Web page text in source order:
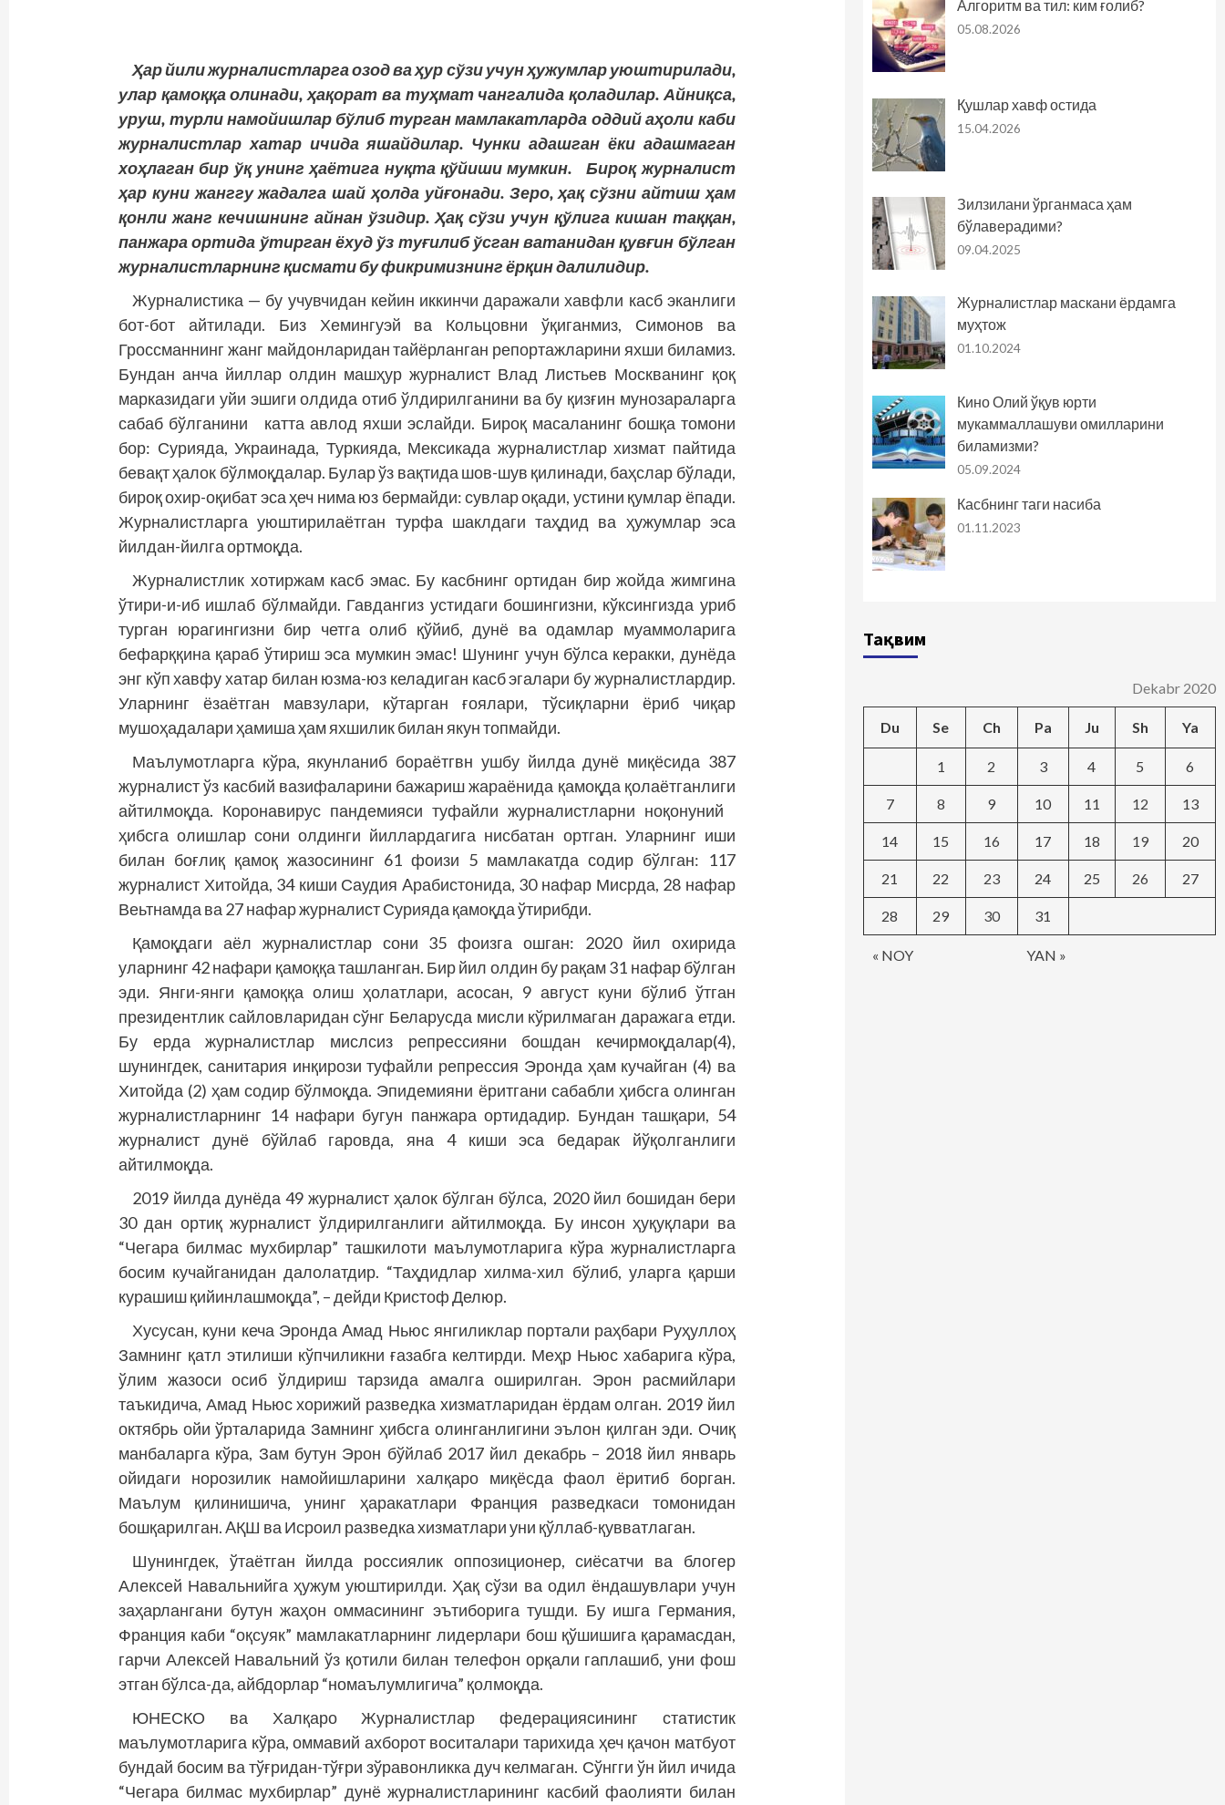
Ҳар йили журналистларга озод ва ҳур сўзи учун ҳужумлар уюштирилади,
улар қамоққа олинади, ҳақорат ва туҳмат чангалида қоладилар. Айниқса,
уруш, турли намойишлар бўлиб турган мамлакатларда оддий аҳоли каби
журналистлар хатар ичида яшайдилар. Чунки адашган ёки адашмаган
хоҳлаган бир ўқ унинг ҳаётига нуқта қўйиши мумкин. Бироқ журналист
ҳар куни жанггу жадалга шай ҳолда уйғонади. Зеро, ҳақ сўзни айтиш ҳам
қонли жанг кечишнинг айнан ўзидир. Ҳақ сўзи учун қўлига кишан таққан,
панжара ортида ўтирган ёхуд ўз туғилиб ўсган ватанидан қувғин бўлган
журналистларнинг қисмати бу фикримизнинг ёрқин далилидир.
Журналистика — бу учувчидан кейин иккинчи даражали хавфли касб эканлиги
бот-бот айтилади. Биз Хемингуэй ва Кольцовни ўқиганмиз, Симонов ва
Гроссманнинг жанг майдонларидан тайёрланган репортажларини яхши биламиз.
Бундан анча йиллар олдин машҳур журналист Влад Листьев Москванинг қоқ
марказидаги уйи эшиги олдида отиб ўлдирилганини ва бу қизғин мунозараларга
сабаб бўлганини катта авлод яхши эслайди. Бироқ масаланинг бошқа томони
бор: Сурияда, Украинада, Туркияда, Мексикада журналистлар хизмат пайтида
бевақт ҳалок бўлмоқдалар. Булар ўз вақтида шов-шув қилинади, баҳслар бўлади,
бироқ охир-оқибат эса ҳеч нима юз бермайди: сувлар оқади, устини қумлар ёпади.
Журналистларга уюштирилаётган турфа шаклдаги таҳдид ва ҳужумлар эса
йилдан-йилга ортмоқда.
Журналистлик хотиржам касб эмас. Бу касбнинг ортидан бир жойда жимгина
ўтири-и-иб ишлаб бўлмайди. Гавдангиз устидаги бошингизни, кўксингизда уриб
турган юрагингизни бир четга олиб қўйиб, дунё ва одамлар муаммоларига
бефарққина қараб ўтириш эса мумкин эмас! Шунинг учун бўлса керакки, дунёда
энг кўп хавфу хатар билан юзма-юз келадиган касб эгалари бу журналистлардир.
Уларнинг ёзаётган мавзулари, кўтарган ғоялари, тўсиқларни ёриб чиқар
мушоҳадалари ҳамиша ҳам яхшилик билан якун топмайди.
Маълумотларга кўра, якунланиб бораётгвн ушбу йилда дунё миқёсида 387
журналист ўз касбий вазифаларини бажариш жараёнида қамоқда қолаётганлиги
айтилмоқда. Коронавирус пандемияси туфайли журналистларни ноқонуний
ҳибсга олишлар сони олдинги йиллардагига нисбатан ортган. Уларнинг иши
билан боғлиқ қамоқ жазосининг 61 фоизи 5 мамлакатда содир бўлган: 117
журналист Хитойда, 34 киши Саудия Aрабистонида, 30 нафар Мисрда, 28 нафар
Веьтнамда ва 27 нафар журналист Сурияда қамоқда ўтирибди.
Қамоқдаги аёл журналистлар сони 35 фоизга ошган: 2020 йил охирида
уларнинг 42 нафари қамоққа ташланган. Бир йил олдин бу рақам 31 нафар бўлган
эди. Янги-янги қамоққа олиш ҳолатлари, асосан, 9 август куни бўлиб ўтган
президентлик сайловларидан сўнг Беларусда мисли кўрилмаган даражага етди.
Бу ерда журналистлар мислсиз репрессияни бошдан кечирмоқдалар(4),
шунингдек, санитария инқирози туфайли репрессия Эронда ҳам кучайган (4) ва
Хитойда (2) ҳам содир бўлмоқда. Эпидемияни ёритгани сабабли ҳибсга олинган
журналистларнинг 14 нафари бугун панжара ортидадир. Бундан ташқари, 54
журналист дунё бўйлаб гаровда, яна 4 киши эса бедарак йўқолганлиги
айтилмоқда.
2019 йилда дунёда 49 журналист ҳалок бўлган бўлса, 2020 йил бошидан бери
30 дан ортиқ журналист ўлдирилганлиги айтилмоқда. Бу инсон ҳуқуқлари ва
“Чегара билмас мухбирлар” ташкилоти маълумотларига кўра журналистларга
босим кучайганидан далолатдир. “Таҳдидлар хилма-хил бўлиб, уларга қарши
курашиш қийинлашмоқда”, – дейди Кристоф Делюр.
Хусусан, куни кеча Эронда Aмад Ньюс янгиликлар портали раҳбари Руҳуллоҳ
Замнинг қатл этилиши кўпчиликни ғазабга келтирди. Меҳр Ньюс хабарига кўра,
ўлим жазоси осиб ўлдириш тарзида амалга оширилган. Эрон расмийлари
таъкидича, Амад Ньюс хорижий разведка хизматларидан ёрдам олган. 2019 йил
октябрь ойи ўрталарида Замнинг ҳибсга олинганлигини эълон қилган эди. Очиқ
манбаларга кўра, Зам бутун Эрон бўйлаб 2017 йил декабрь – 2018 йил январь
ойидаги норозилик намойишларини халқаро миқёсда фаол ёритиб борган.
Маълум қилинишича, унинг ҳаракатлари Франция разведкаси томонидан
бошқарилган. AҚШ ва Исроил разведка хизматлари уни қўллаб-қувватлаган.
Шунингдек, ўтаётган йилда россиялик оппозиционер, сиёсатчи ва блогер
Алексей Навальнийга ҳужум уюштирилди. Ҳақ сўзи ва одил ёндашувлари учун
заҳарлангани бутун жаҳон оммасининг эътиборига тушди. Бу ишга Германия,
Франция каби “оқсуяк” мамлакатларнинг лидерлари бош қўшишига қарамасдан,
гарчи Алексей Навальний ўз қотили билан телефон орқали гаплашиб, уни фош
этган бўлса-да, айбдорлар “номаълумлигича” қолмоқда.
ЮНЕСКО ва Халқаро Журналистлар федерациясининг статистик
маълумотларига кўра, оммавий ахборот воситалари тарихида ҳеч қачон матбуот
бундай босим ва тўғридан-тўғри зўравонликка дуч келмаган. Сўнгги ўн йил ичида
“Чегара билмас мухбирлар” дунё журналистларининг касбий фаолияти билан
Алгоритм ва тил: ким ғолиб?
05.08.2026
Қушлар хавф остида
15.04.2026
Зилзилани ўрганмаса ҳам
бўлаверадими?
09.04.2025
Журналистлар маскани ёрдамга
муҳтож
01.10.2024
Кино Олий ўқув юрти
мукаммаллашуви омилларини
биламизми?
05.09.2024
Касбнинг таги насиба
01.11.2023
Тақвим
Dekabr 2020
Du Se Ch Pa Ju Sh Ya
« NOY YAN »
1 2 3 4 5 6
7 8 9 10 11 12 13
14 15 16 17 18 19 20
21 22 23 24 25 26 27
28 29 30 31